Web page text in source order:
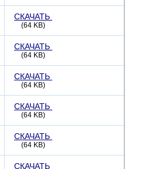
СКАЧАТЬ
(64 KB)
СКАЧАТЬ
(64 KB)
СКАЧАТЬ
(64 KB)
СКАЧАТЬ
(64 KB)
СКАЧАТЬ
(64 KB)
СКАЧАТЬ